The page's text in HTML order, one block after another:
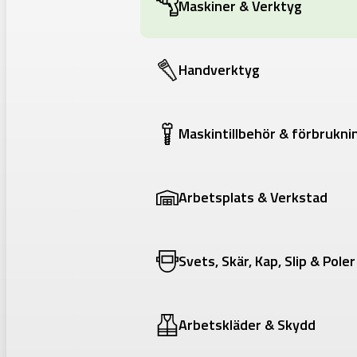
Maskiner & Verktyg
Handverktyg
Maskintillbehör &
Arbetsplats & Verkstad
Svets, Skär, Kap, Slip & Poler
Arbetskläder & Skydd